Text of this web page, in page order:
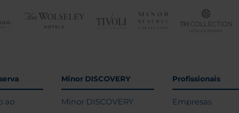
ao
Minor DISCOVERY
Minor DISCOVERY
Profissionais
Empresas